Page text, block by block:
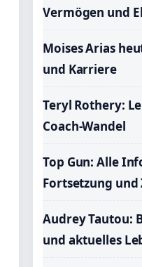
Vermögen und
Moises Arias
und Karriere
Teryl Rothery:
Coach-Wandel
Top Gun: Alle
Fortsetzung und
Audrey Tautou:
und aktuelles